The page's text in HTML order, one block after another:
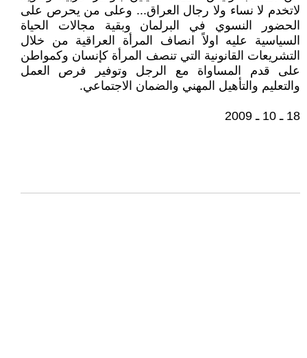
لاتخدم لا نساء ولا رجال العراق... وعلى من يحرص على
الحضور النسوي في البرلمان وبقية مجالات الحياة
السياسية عليه اولاً انصاف المرأة العراقية من خلال
التشريعات القانونية التي تنصف المرأة كإنسان وكمواطن
على قدم المساواة مع الرجل وتوفير فرص العمل
والتعليم والتأهيل المهني والضمان الاجتماعي.
18 ـ 10 ـ 2009